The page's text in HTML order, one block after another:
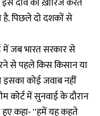
है. पिछले दो दशकों से
में जब भारत सरकार से
से पहले किस किसान या
कोई जवाब नहीं
कोर्ट में सुनवाई के दौरान
हुए कहा- ''हमें यह कहते